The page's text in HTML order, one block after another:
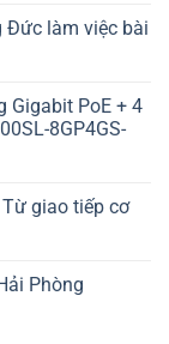
Đức làm việc bài
Gigabit PoE + 4
8GP4GS-
giao tiếp cơ
Phòng